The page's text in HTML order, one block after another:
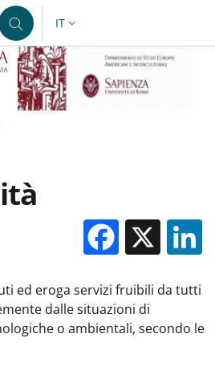
SELETTORE LINGUA:
IT
X
ed eroga servizi fruibili da tutti
dalle situazioni di
o ambientali, secondo le